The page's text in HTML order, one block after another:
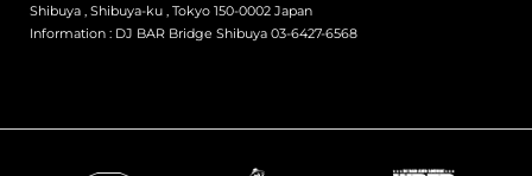
Shibuya , Shibuya-ku , Tokyo 150-0002 Japan
Information : DJ BAR Bridge Shibuya 03-6427-6568